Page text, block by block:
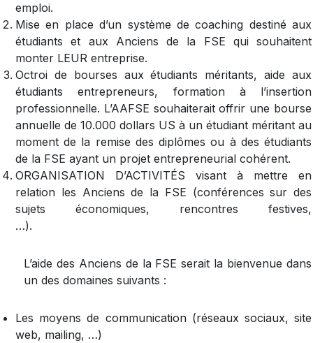
emploi.
Mise en place d’un système de coaching destiné aux
étudiants et aux Anciens de la FSE qui souhaitent
monter LEUR entreprise.
Octroi de bourses aux étudiants méritants, aide aux
étudiants entrepreneurs, formation à l’insertion
professionnelle. L’AAFSE souhaiterait offrir une bourse
annuelle de 10.000 dollars US à un étudiant méritant au
moment de la remise des diplômes ou à des étudiants
de la FSE ayant un projet entrepreneurial cohérent.
ORGANISATION D’ACTIVITÉS visant à mettre en
relation les Anciens de la FSE (conférences sur des
sujets économiques, rencontres festives,
…).
L’aide des Anciens de la FSE serait la bienvenue dans
un des domaines suivants :
Les moyens de communication (réseaux sociaux, site
web, mailing, …)